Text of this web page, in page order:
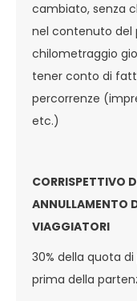
cambiato, senza
nel contenuto del
chilometraggio
tener conto di
percorrenze
etc.)
CORRISPETTIVO
ANNULLAMENTO
VIAGGIATORI
30% della quota
prima della